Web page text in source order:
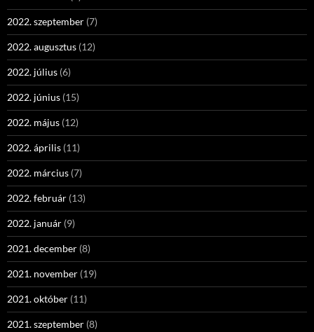
2022. szeptember (7)
2022. augusztus (12)
2022. július (6)
2022. június (15)
2022. május (12)
2022. április (11)
2022. március (7)
2022. február (13)
2022. január (9)
2021. december (8)
2021. november (19)
2021. október (11)
2021. szeptember (8)